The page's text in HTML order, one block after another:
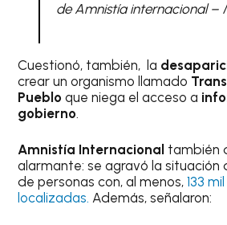
de Amnistía internacional –
Cuestionó, también, la
crear un organismo llamado
Puebloque niega el acceso a
gobierno.
Amnistía Internacional también
alarmante: se agravó la situación
de personas con, al menos,133
localizadas. Además, señalaron: